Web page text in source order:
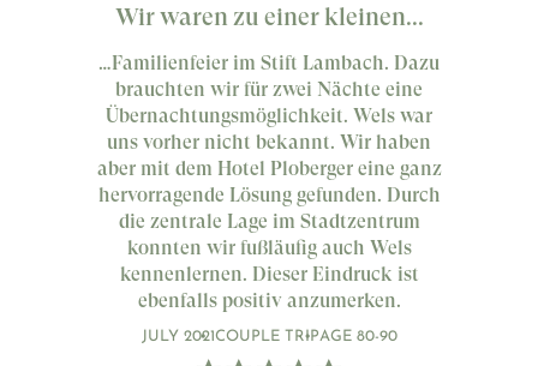
Wir waren zu einer kleinen...
…Familienfeier im Stift Lambach. Dazu
brauchten wir für zwei Nächte eine
Übernachtungsmöglichkeit. Wels war
uns vorher nicht bekannt. Wir haben
aber mit dem Hotel Ploberger eine ganz
hervorragende Lösung gefunden. Durch
die zentrale Lage im Stadtzentrum
konnten wir fußläufig auch Wels
kennenlernen. Dieser Eindruck ist
ebenfalls positiv anzumerken.
JULY 2021COUPLE TRIPAGE 80-90